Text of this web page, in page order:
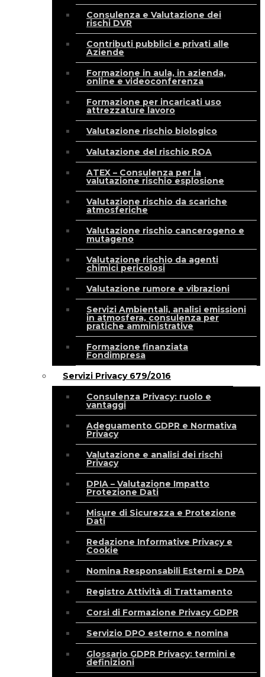
Consulenza e Valutazione dei
rischi DVR
Contributi pubblici e privati alle
Aziende
Formazione in aula, in azienda,
online e videoconferenza
Formazione per incaricati uso
attrezzature lavoro
Valutazione rischio biologico
Valutazione del rischio ROA
ATEX – Consulenza per la
valutazione rischio esplosione
Valutazione rischio da scariche
atmosferiche
Valutazione rischio cancerogeno e
mutageno
Valutazione rischio da agenti
chimici pericolosi
Valutazione rumore e vibrazioni
Servizi Ambientali, analisi emissioni
in atmosfera, consulenza per
pratiche amministrative
Formazione finanziata
Fondimpresa
Servizi Privacy 679/2016
Consulenza Privacy: ruolo e
vantaggi
Adeguamento GDPR e Normativa
Privacy
Valutazione e analisi dei rischi
Privacy
DPIA – Valutazione Impatto
Protezione Dati
Misure di Sicurezza e Protezione
Dati
Redazione Informative Privacy e
Cookie
Nomina Responsabili Esterni e DPA
Registro Attività di Trattamento
Corsi di Formazione Privacy GDPR
Servizio DPO esterno e nomina
Glossario GDPR Privacy: termini e
definizioni